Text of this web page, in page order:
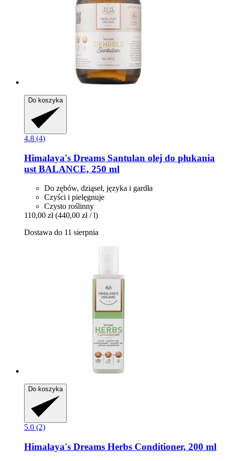
Do koszyka
4.8 (4)
Himalaya's Dreams Santulan olej do płukania
ust BALANCE, 250 ml
Do zębów, dziąseł, języka i gardła
Czyści i pielęgnuje
Czysto roślinny
110,00 zł (440,00 zł / l)
Dostawa do 11 sierpnia
Do koszyka
5.0 (2)
Himalaya's Dreams Herbs Conditioner, 200 ml